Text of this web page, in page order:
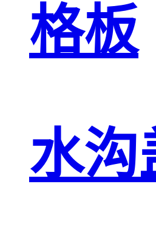
格板
水沟